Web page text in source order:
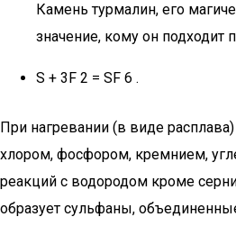
Камень турмалин, его
значение, кому он подходит
S + 3F 2 = SF 6 .
При нагревании (в виде
хлором, фосфором, кремнием,
реакций с водородом кроме
образует сульфаны,